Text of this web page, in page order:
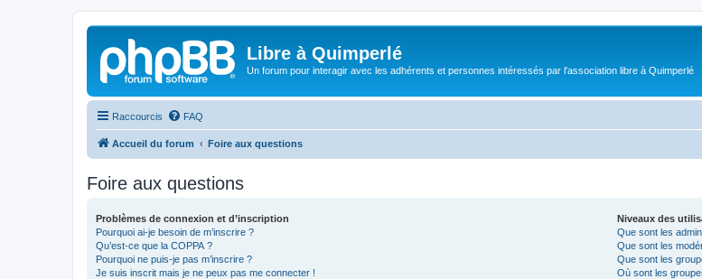
Libre à Quimperlé
Un forum pour interagir avec les adhérents et personnes intéressés par l'association libre à Quimperlé
Raccourcis FAQ
Accueil du forum Foire aux questions
Foire aux questions
Problèmes de connexion et d’inscription
Pourquoi ai-je besoin de m’inscrire ?
Qu’est-ce que la COPPA ?
Pourquoi ne puis-je pas m’inscrire ?
Je suis inscrit mais je ne peux pas me connecter !
Niveaux des
Que sont les
Que sont les
Que sont les
Où sont les